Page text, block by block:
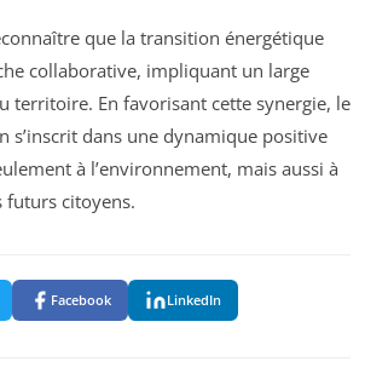
que la transition énergétique
collaborative, impliquant un large
territoire. En favorisant cette synergie, le
s’inscrit dans une dynamique positive
à l’environnement, mais aussi à
futurs citoyens.
Facebook LinkedIn